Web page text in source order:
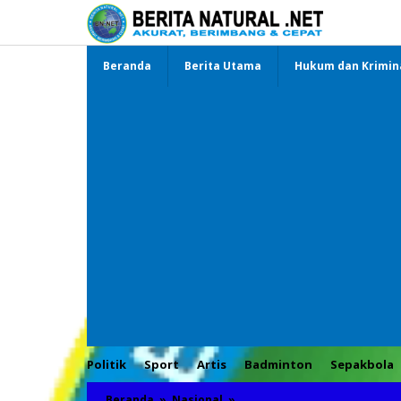
Beranda Berita Utama Hukum dan
Politik Sport Artis Badminton Sepakbola